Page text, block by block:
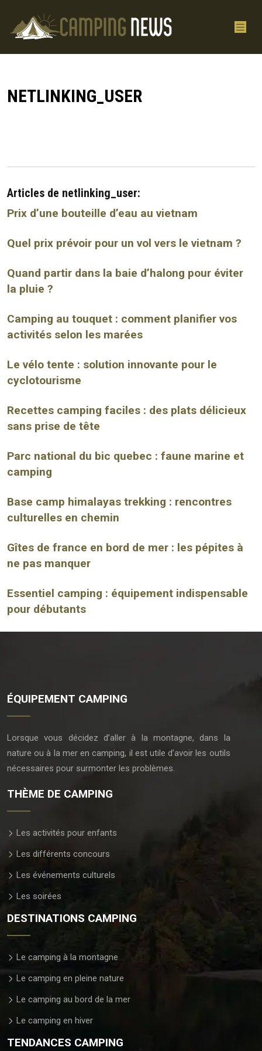
NETLINKING_USER
Articles de netlinking_user:
Prix d’une bouteille d’eau au vietnam
Quel prix prévoir pour un vol vers le vietnam ?
Quand partir dans la baie d’halong pour éviter
la pluie ?
Camping au touquet : comment planifier vos
activités selon les marées
Le vélo tente : solution innovante pour le
cyclotourisme
Recettes camping faciles : des plats délicieux
sans prise de tête
Parc national du bic quebec : faune marine et
camping
Base camp himalayas trekking : rencontres
culturelles en chemin
Gîtes de france en bord de mer : les pépites à
ne pas manquer
Essentiel camping : équipement indispensable
pour débutants
ÉQUIPEMENT CAMPING
Lorsque vous décidez d’aller à la montagne, dans la
nature ou à la mer en camping, il est utile d’avoir les outils
nécessaires pour surmonter les problèmes.
THÈME DE CAMPING
Les activités pour enfants
Les différents concours
Les événements culturels
Les soirées
DESTINATIONS CAMPING
Le camping à la montagne
Le camping en pleine nature
Le camping au bord de la mer
Le camping en hiver
TENDANCES CAMPING